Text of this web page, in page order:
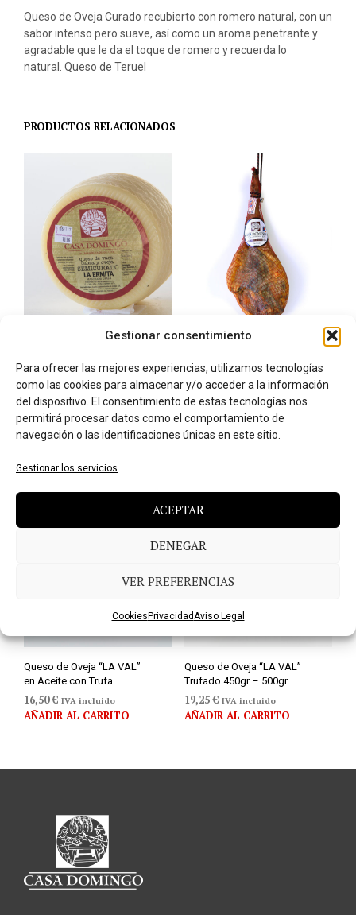
Gestionar consentimiento
Para ofrecer las mejores experiencias, utilizamos tecnologías
como las cookies para almacenar y/o acceder a la información
del dispositivo. El consentimiento de estas tecnologías nos
permitirá procesar datos como el comportamiento de
navegación o las identificaciones únicas en este sitio.
Gestionar los servicios
ACEPTAR
DENEGAR
VER PREFERENCIAS
CookiesPrivacidad Aviso Legal
Queso de Oveja Curado recubierto con romero natural, con un
sabor intenso pero suave, así como un aroma penetrante y
agradable que le da el toque de romero y recuerda lo
natural. Queso de Teruel
PRODUCTOS RELACIONADOS
Cabra Semicurado “LA
ERMITA” 850gr -1kg
14,95€ IVA incluido
AÑADIR AL CARRITO
curación 8,5kg – 8,8kg
121,44€ IVA incluido
AÑADIR AL CARRITO
Queso de Oveja “LA VAL”
en Aceite con Trufa
16,50€ IVA incluido
AÑADIR AL CARRITO
Queso de Oveja “LA VAL”
Trufado 450gr – 500gr
19,25€ IVA incluido
AÑADIR AL CARRITO